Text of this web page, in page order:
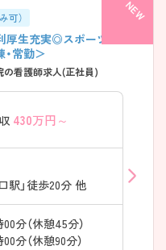
可）
厚生充実◎スポーツ整形
常勤＞
看護師求人(正社員)
430万円～
駅」徒歩20分 他
分（休憩45分）
分（休憩90分）